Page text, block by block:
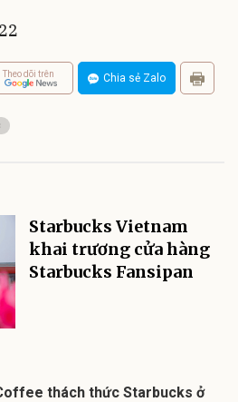
Theo dõi trên Chia sẻ Zalo
Starbucks Vietnam
khai trương cửa hàng
Starbucks Fansipan
thách thức Starbucks ở